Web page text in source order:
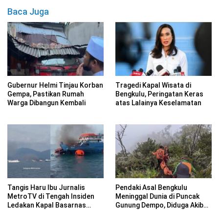
Baca Juga
Gubernur Helmi Tinjau Korban
Gempa, Pastikan Rumah
Warga Dibangun Kembali
Tragedi Kapal Wisata di
Bengkulu, Peringatan Keras
atas Lalainya Keselamatan
Tangis Haru Ibu Jurnalis
MetroTV di Tengah Insiden
Ledakan Kapal Basarnas
Pendaki Asal Bengkulu
Meninggal Dunia di Puncak
Gunung Dempo, Diduga Akibat